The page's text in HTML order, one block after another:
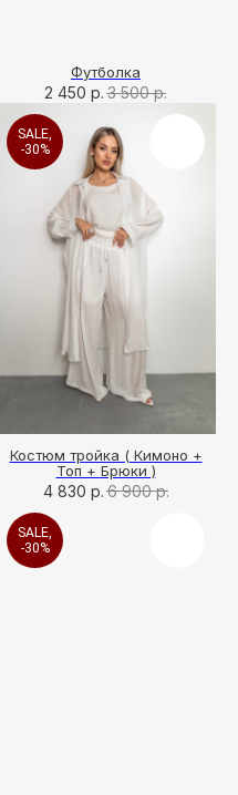
Футболка
2 450 р. 3 500 р.
SALE,
-30%
Костюм тройка ( Кимоно +
Топ + Брюки )
4 830 р. 6 900 р.
SALE,
-30%